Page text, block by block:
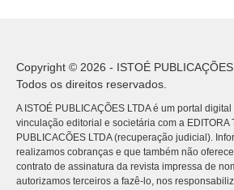
Copyright © 2026 - ISTOÉ
Todos os direitos reservados.
A ISTOÉ PUBLICAÇÕES LTDA é um portal
vinculação editorial e societária com a EDITORA
PUBLICACÕES LTDA (recuperação judicial).
realizamos cobranças e que também não
contrato de assinatura da revista impressa de
autorizamos terceiros a fazê-lo, nos